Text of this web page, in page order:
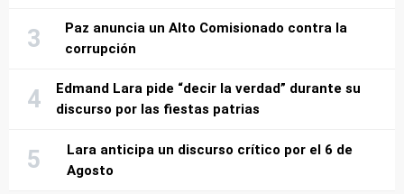
Paz anuncia un Alto Comisionado contra la
corrupción
Edmand Lara pide “decir la verdad” durante su
discurso por las fiestas patrias
Lara anticipa un discurso crítico por el 6 de
Agosto